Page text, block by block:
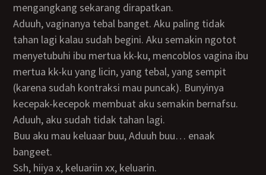
mengangkang sekarang dirapatkan.
Aduuh, vaginanya tebal banget. Aku paling tidak
tahan lagi kalau sudah begini. Aku semakin ngotot
menyetubuhi ibu mertua kk-ku, mencoblos vagina ibu
mertua kk-ku yang licin, yang tebal, yang sempit
(karena sudah kontraksi mau puncak). Bunyinya
kecepak-kecepok membuat aku semakin bernafsu.
Aduuh, aku sudah tidak tahan lagi.
Buu aku mau keluaar buu, Aduuh buu… enaak
bangeet.
ssh, hiiya x, keluariin xx, keluarin.